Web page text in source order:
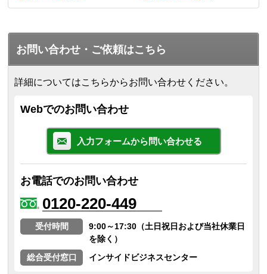
お問い合わせ・ご依頼はこちら
詳細についてはこちらからお問い合わせください。
Webでのお問い合わせ
入力フォームから問い合わせる
お電話でのお問い合わせ
0120-220-449
受付時間
9:00～17:30（土日祝日および当社休業日
を除く）
総合受付窓口
インサイドビジネスセンター